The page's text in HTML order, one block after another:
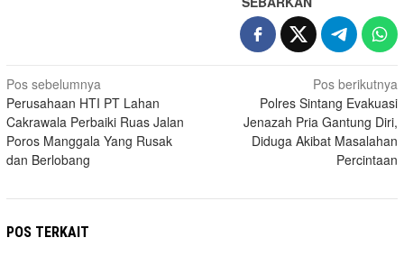
Navigasi
pos
Pos sebelumnya
Perusahaan HTI PT Lahan
Cakrawala Perbaiki Ruas Jalan
Poros Manggala Yang Rusak
dan Berlobang
Pos berikutnya
Polres Sintang Evakuasi
Jenazah Pria Gantung Diri,
Diduga Akibat Masalahan
Percintaan
POS TERKAIT